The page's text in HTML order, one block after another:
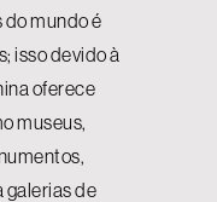
do mundo é
isso devido à
oferece
museus,
galerias de